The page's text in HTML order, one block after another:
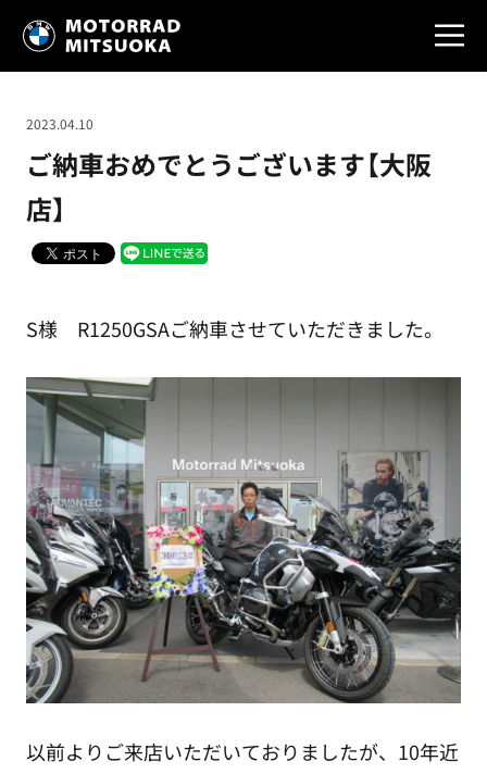
ご納車おめでとうございます【大阪
店】
2023.04.10
S様 R1250GSAご納車させていただきました。
以前よりご来店いただいておりましたが、10年近